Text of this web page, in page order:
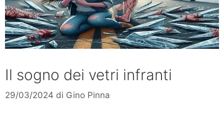
Il sogno dei vetri infranti
29/03/2024 di Gino Pinna